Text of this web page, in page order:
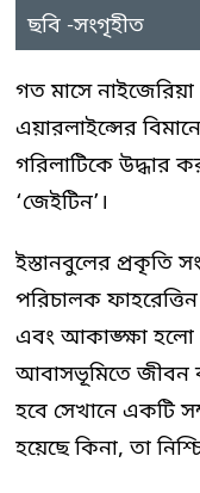
ছবি -সংগৃহীত
গত মাসে নাইজেরিয়া
এয়ারলাইন্সের
গরিলাটিকে উদ্ধার
‘জেইটিন’।
ইস্তানবুলের প্রকৃতি
পরিচালক
এবং আকাঙ্ক্ষা হলো
আবাসভূমিতে জীবন
হবে সেখানে একটি
হয়েছে কিনা, তা